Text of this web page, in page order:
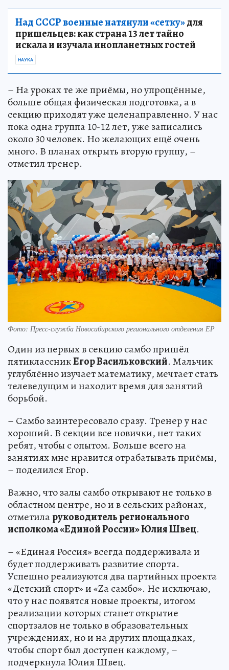
Над СССР военные натянули «сетку»для
пришельцев: как страна 13 лет тайно
искала и изучала инопланетных гостей
НАУКА
– На уроках те же приёмы, но упрощённые,
больше общая физическая подготовка, а в
секцию приходят уже целенаправленно. У нас
пока одна группа 10-12 лет, уже записались
около 30 человек. Но желающих ещё очень
много. В планах открыть вторую группу, –
отметил тренер.
Фото: Пресс-служба Новосибирского регионального отделения ЕР
Один из первых в секцию самбо пришёл
пятиклассникЕгор Васильковский. Мальчик
углублённо изучает математику, мечтает стать
телеведущим и находит время для занятий
борьбой.
– Самбо заинтересовало сразу. Тренер у нас
хороший. В секции все новички, нет таких
ребят, чтобы с опытом. Больше всего на
занятиях мне нравится отрабатывать приёмы,
– поделился Егор.
Важно, что залы самбо открывают не только в
областном центре, но и в сельских районах,
отметиларуководитель регионального
исполкома «Единой России» Юлия Швец.
– «Единая Россия» всегда поддерживала и
будет поддерживать развитие спорта.
Успешно реализуются два партийных проекта
«Детский спорт» и «Za самбо». Не исключаю,
что у нас появятся новые проекты, итогом
реализации которых станет открытие
спортзалов не только в образовательных
учреждениях, но и на других площадках,
чтобы спорт был доступен каждому, –
подчеркнула Юлия Швец.